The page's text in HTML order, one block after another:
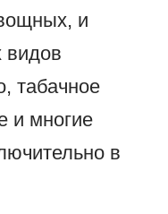
и
видов
табачное
и многие
в